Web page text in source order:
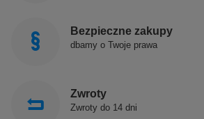
Bezpieczne zakupy
dbamy o Twoje prawa
Zwroty
Zwroty do 14 dni